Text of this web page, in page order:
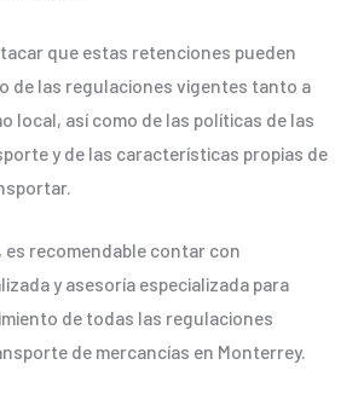
que estas retenciones pueden
de las regulaciones vigentes tanto a
local, así como de las políticas de las
y de las características propias de
es recomendable contar con
y asesoría especializada para
de todas las regulaciones
de mercancías en Monterrey.